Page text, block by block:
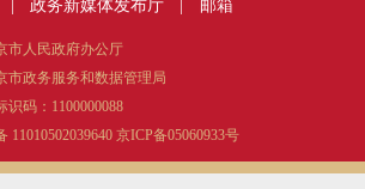
政务新媒体发布厅 邮箱
市人民政府办公厅
市政务服务和数据管理局
识码：1100000088
11010502039640 京ICP备05060933号